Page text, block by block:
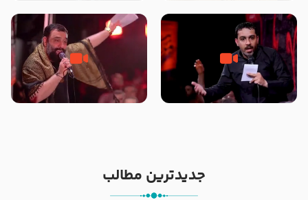
شور ، حسینا! به‌ حق زهرا «أُنْظُرْ
إِلَینا» – عزاداری شب هفتم ماه
جانا جانا ابی عبدالله – کربلایی جواد
مقدم – شب هشتم محرم 1448 –
جدیدترین مطالب